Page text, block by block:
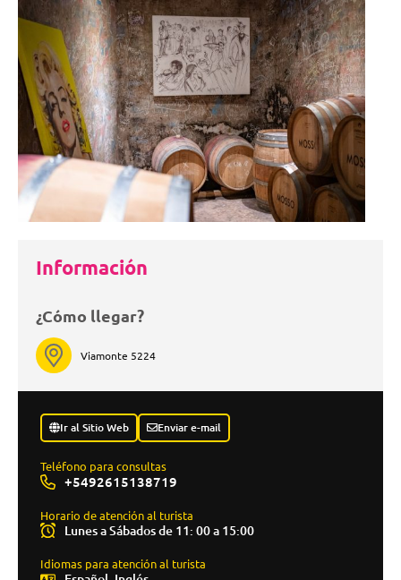
Información
¿Cómo llegar?
Viamonte 5224
Teléfono para consultas
+5492615138719
Ir al Sitio Web Enviar e-mail
Horario de atención al turista
Lunes a Sábados de 11: 00 a 15:00
Idiomas para atención al turista